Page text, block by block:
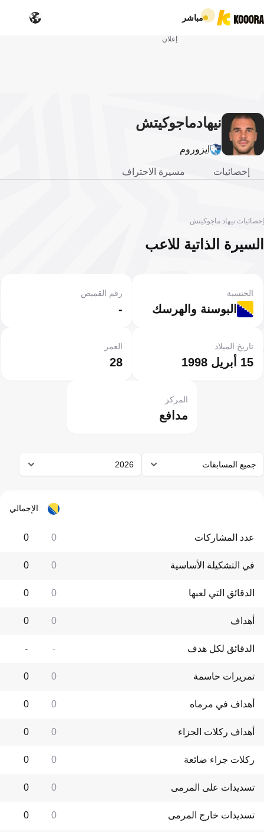
مباشر
إعلان
نيهادماجوكيتش
ايزوروم
إحصائيات مسيرة الاحتراف
إحصائيات نيهاد ماجوكيتش
السيرة الذاتية للاعب
البوسنة والهرسك
الجنسية
-
رقم القميص
15 أبريل 1998
تاريخ الميلاد
28
العمر
مدافع
المركز
جميع المسابقات 2026
الإجمالي
عدد المشاركات 0
0
في التشكيلة الأساسية 0
0
الدقائق التي لعبها 0
0
أهداف 0
0
الدقائق لكل هدف -
-
تمريرات حاسمة 0
0
أهداف في مرماه 0
0
أهداف ركلات الجزاء 0
0
ركلات جزاء ضائعة 0
0
تسديدات على المرمى 0
0
تسديدات خارج المرمى 0
0